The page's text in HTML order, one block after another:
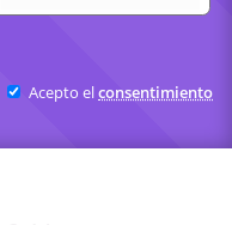
Acepto elconsentimiento